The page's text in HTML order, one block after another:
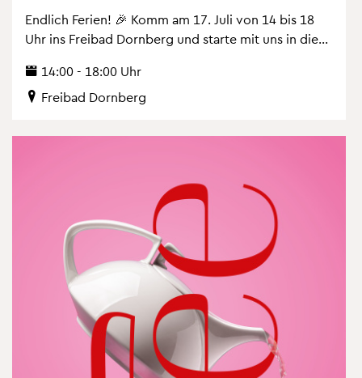
End­lich Fe­ri­en! 🎉 Komm am 17. Juli von 14 bis 18
Uhr ins Frei­bad Dorn­berg und star­te mit uns in die...
14:00 - 18:00 Uhr
Frei­bad Dorn­berg